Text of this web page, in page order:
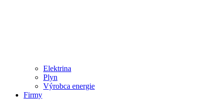
Elektrina
Plyn
Výrobca energie
Firmy